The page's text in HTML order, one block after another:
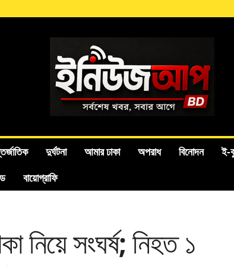
দুর্ঘটনা আমার ঢাকা অপরাধ বিনোদন ই-
বায়োগ্রাফি
নিয়ে সংঘর্ষ; নিহত ১